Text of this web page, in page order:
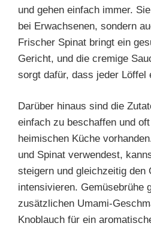
und gehen einfach immer.
bei Erwachsenen, sondern
Frischer Spinat bringt ein
Gericht, und die cremige
sorgt dafür, dass jeder Löffel
Darüber hinaus sind die
einfach zu beschaffen und
heimischen Küche
und Spinat verwendest,
steigern und gleichzeitig den
intensivieren. Gemüsebrühe
zusätzlichen Umami-
Knoblauch für ein